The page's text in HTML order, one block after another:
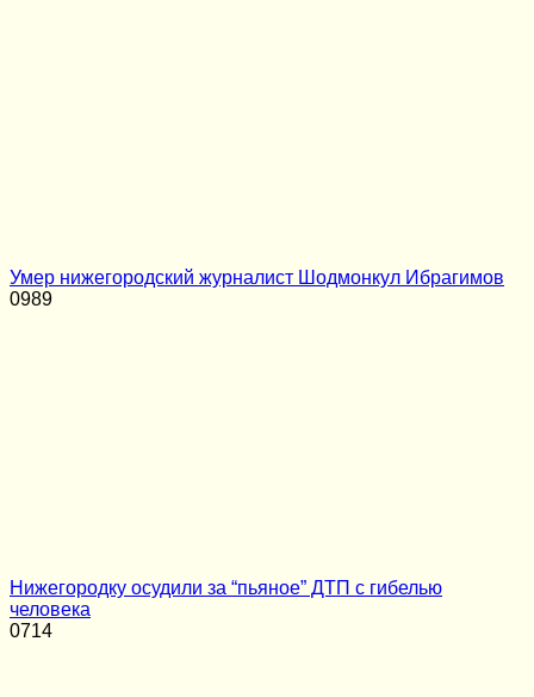
Умер нижегородский журналист Шодмонкул Ибрагимов
0989
Нижегородку осудили за “пьяное” ДТП с гибелью
человека
0714